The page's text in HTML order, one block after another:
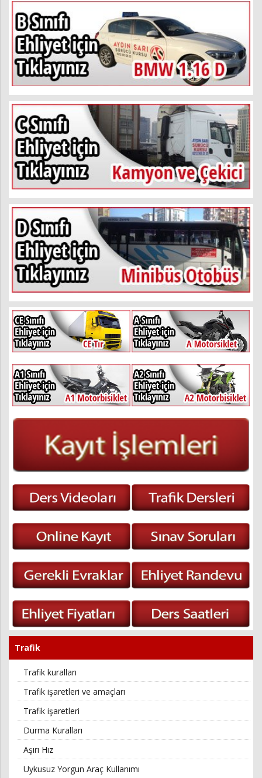
Trafik
Trafik kuralları
Trafik işaretleri ve amaçları
Trafik işaretleri
Durma Kuralları
Aşırı Hız
Uykusuz Yorgun Araç Kullanımı